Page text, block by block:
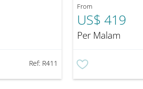
Ref: R411
From
US$ 419
Per Malam